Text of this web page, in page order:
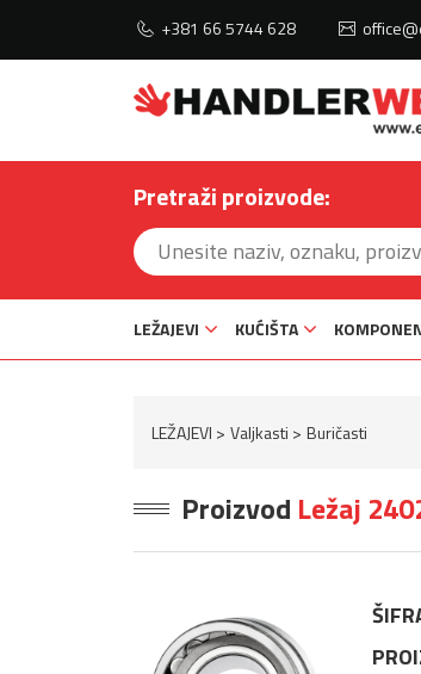
+381 66 5744 628
Pretraži proizvode:
LEŽAJEVI KUĆIŠTA
LEŽAJEVI Valjkasti Buričasti
Proizvod Ležaj